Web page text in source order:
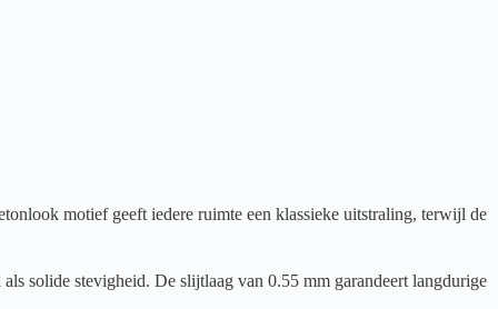
motief geeft iedere ruimte een klassieke uitstraling, terwijl de
solide stevigheid. De slijtlaag van 0.55 mm garandeert langdurige